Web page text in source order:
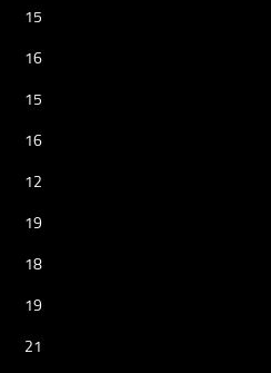
15
16
15
16
12
19
18
19
21